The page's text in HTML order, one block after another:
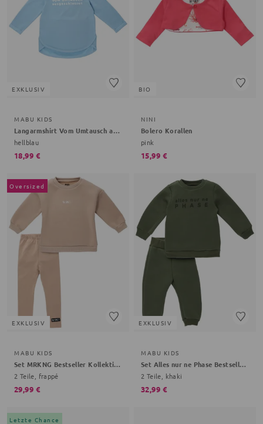
EXKLUSIV
MABU KIDS
Langarmshirt Vom Umtausch ausgeschlossen Bestseller Kollektion
hellblau
18,99 €
BIO
NINI
Bolero Korallen
pink
15,99 €
Oversized
EXKLUSIV
MABU KIDS
Set MRKNG Bestseller Kollektion
2 Teile, frappé
29,99 €
EXKLUSIV
MABU KIDS
Set Alles nur ne Phase Bestseller Kollektion
2 Teile, khaki
32,99 €
Letzte Chance